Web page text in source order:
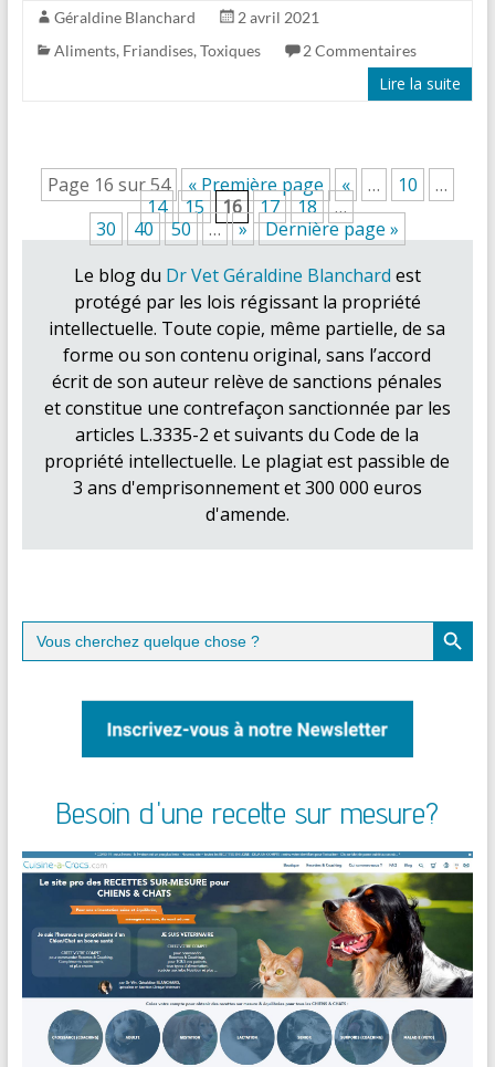
Géraldine Blanchard
2 avril 2021
Aliments, Friandises, Toxiques 2 Commentaires
Lire la suite
Page 16 sur 54 « Première page « … 10
…
14
15 16 17 18
…
30
40 50 … »
Dernière page »
Le blog du Dr Vet Géraldine Blanchard est
protégé par les lois régissant la propriété
intellectuelle. Toute copie, même partielle, de sa
forme ou son contenu original, sans l’accord
écrit de son auteur relève de sanctions pénales
et constitue une contrefaçon sanctionnée par les
articles L.3335-2 et suivants du Code de la
propriété intellectuelle. Le plagiat est passible de
3 ans d'emprisonnement et 300 000 euros
d'amende.
Search
for:
Search Button
Besoin d'une recette sur mesure?